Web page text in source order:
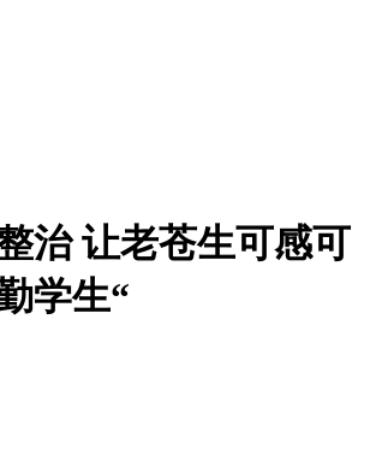
治 让老苍生可感可
学生“